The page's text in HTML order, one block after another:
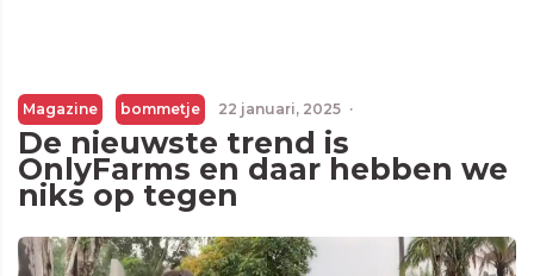
Magazine bommetje 22 januari, 2025 ·
De nieuwste trend is
OnlyFarms en daar hebben we
niks op tegen